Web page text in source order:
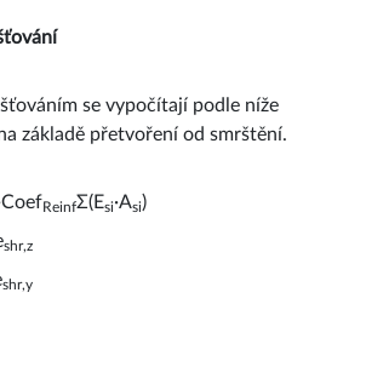
se vypočítají podle níže
základě přetvoření od smrštění.
ReinfΣ(Esi·Asi)
shr,z
shr,y